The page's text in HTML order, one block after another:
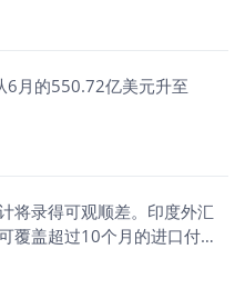
6月的550.72亿美元升至
将录得可观顺差。印度外汇
覆盖超过10个月的进口付汇